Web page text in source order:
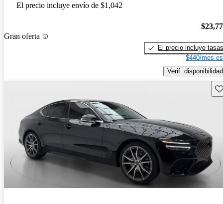
El precio incluye envío de $1,042
Gran oferta
El precio incluye tasas
$440/mes
Verif. disponibilidad